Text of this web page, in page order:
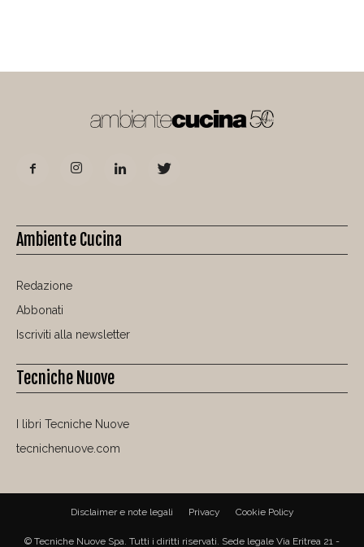
Ambiente Cucina
Redazione
Abbonati
Iscriviti alla newsletter
Tecniche Nuove
I libri Tecniche Nuove
tecnichenuove.com
Disclaimer e note legali Privacy Cookie Policy
© Tecniche Nuove Spa. Tutti i diritti riservati. Sede legale Via Eritrea 21 -